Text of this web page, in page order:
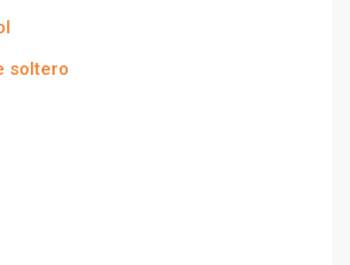
soltero